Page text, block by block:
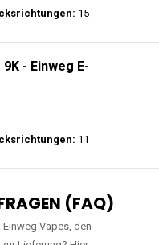
15
- Einweg E-
11
(FAQ)
Vapes, den